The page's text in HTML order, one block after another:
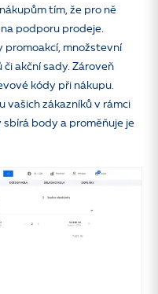
tím, že pro ně
podporu prodeje.
promoakcí, množstevní
akční sady. Zároveň
kódy při nákupu.
vašich zákazníků v rámci
body a proměňuje je